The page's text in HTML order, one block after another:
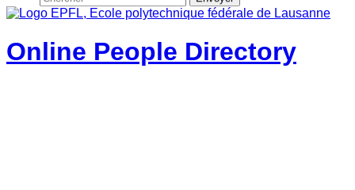
Online People Directory